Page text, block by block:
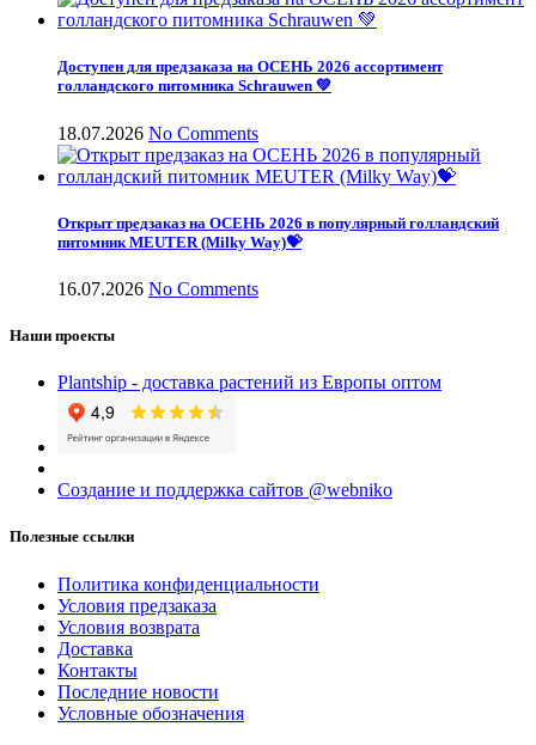
Доступен для предзаказа на ОСЕНЬ 2026 ассортимент
голландского питомника Schrauwen 💚
18.07.2026 No Comments
Открыт предзаказ на ОСЕНЬ 2026 в популярный голландский
питомник MEUTER (Milky Way)💝
16.07.2026 No Comments
Наши проекты
Plantship - доставка растений из Европы оптом
Создание и поддержка сайтов @webniko
Полезные ссылки
Политика конфиденциальности
Условия предзаказа
Условия возврата
Доставка
Контакты
Последние новости
Условные обозначения